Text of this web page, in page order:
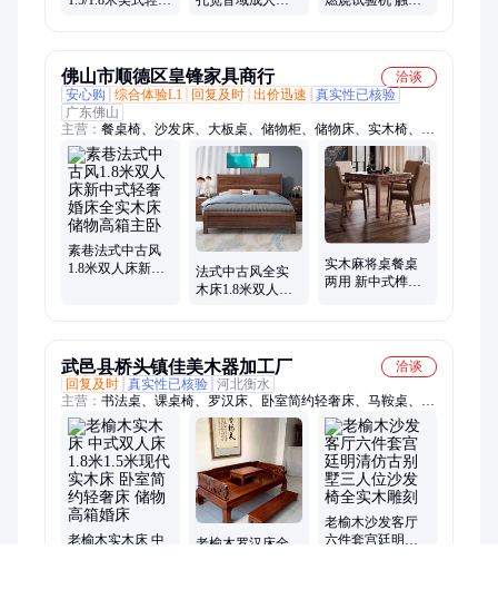
佛山市顺德区皇锋家具商行
洽谈
安心购
综合体验L1 回复及时 出价迅速
真实性已核验
广东佛山
主营： 餐桌椅、沙发床、大板桌、储物柜、储物床、实木椅、雕
花床、博古架、茶桌椅、电视柜、八仙桌、实木床、隔断柜、多
宝阁、陈列柜、罗汉床、茶叶柜、古董架、展示柜、圆桌子、双
人床、办公桌、席梦思、梳妆台、会议桌
素巷法式中古风
1.8米双人床新中
法式中古风全实
木床1.8米双人床
实木麻将桌餐桌
两用 新中式榫卯
武邑县桥头镇佳美木器加工厂
洽谈
回复及时 真实性已核验 河北衡水
主营： 书法桌、课桌椅、罗汉床、卧室简约轻奢床、马鞍桌、玄
关柜、老榆木、茶叶架、矮地柜、实木床、四件套、家具床、榆
木床、茶饼柜、国学桌、餐桌圆桌、学习桌椅、象头沙发、中堂
实木、雕花实木、仿古书架、木质家具、学生桌椅、明清仿古、
餐厅圆桌、实木茶台
老榆木实木床 中
老榆木罗汉床全
老榆木沙发客厅
六件套宫廷明清